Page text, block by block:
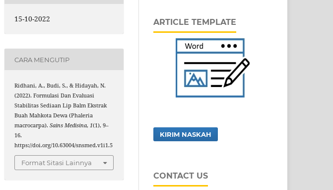
15-10-2022
CARA MENGUTIP
Ridhani, A., Budi, S., & Hidayah, N.
(2022). Formulasi Dan Evaluasi
Stabilitas Sediaan Lip Balm Ekstrak
Buah Mahkota Dewa (Phaleria
macrocarpa).Sains Medisina, 1(1), 9–
16.
https://doi.org/10.63004/snsmed.v1i1.5
Format Sitasi Lainnya
ARTICLE TEMPLATE
KIRIM NASKAH
CONTACT US